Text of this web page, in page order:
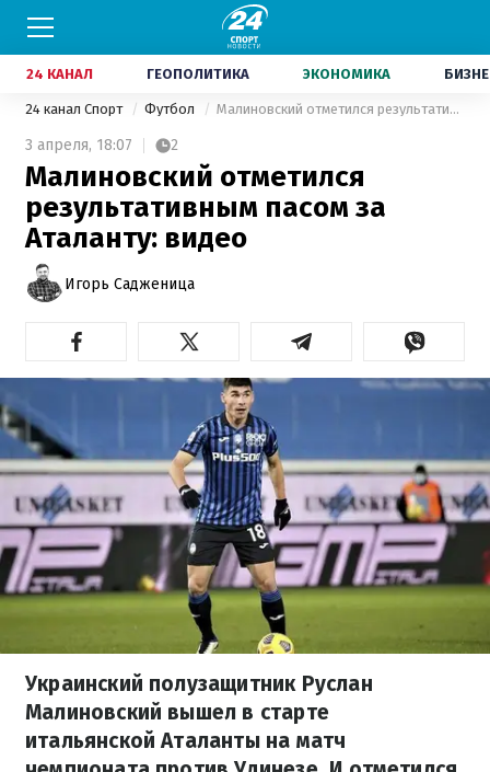
24 КАНАЛ ГЕОПОЛИТИКА ЭКОНОМИКА
24 канал Спорт Футбол Малиновский отметился результативным пасом за Аталанту: видео
3 апреля, 18:07 2
Малиновский отметился
результативным пасом за
Аталанту: видео
Игорь Садженица
Украинский полузащитник Руслан
Малиновский вышел в старте
итальянской Аталанты на матч